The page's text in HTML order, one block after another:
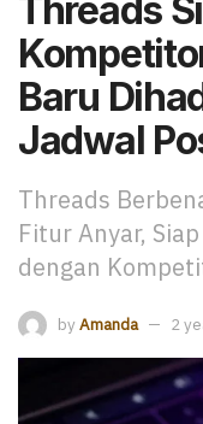
Threads
Baru
Jadwal
Threads
Fitur Anyar,
dengan
by Amanda 2